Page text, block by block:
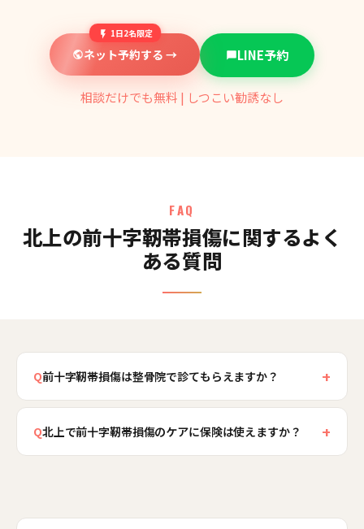
1日2名限定
ネット予約する → LINE予約
相談だけでも無料 | しつこい勧誘なし
FAQ
北上の前十字靭帯損傷に関するよく
ある質問
Q前十字靭帯損傷は整骨院で診てもらえますか？ +
前十字靭帯損傷はまず整形外科での正確な診断が
欠かせません。当院が担うのは、診断や治療方針
が決まったあとの回復を支えるケアや、膝を支え
膝まわりの状態を整えて動きやすくするお手伝い
Q北上で前十字靭帯損傷のケアに保険は使えますか？ +